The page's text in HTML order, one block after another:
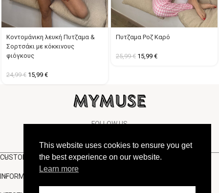
Κοντομάνικη λευκή Πυτζαμα &
Σορτσάκι με κόκκινους
φιόγκους
24,99€ 15,99 €
Πυτζαμα Ροζ Καρό
25,99€ 15,99 €
FOLLOW US
CUSTOMER SUPPORT
INFORMATION
This website uses cookies to ensure you get
the best experience on our website.
Learn more